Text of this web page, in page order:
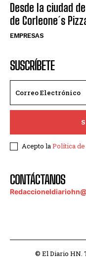
Desde la ciudad
de Corleone´s
EMPRESAS
SUSCRÍBETE
Acepto laPolítica
CONTÁCTANOS
© El Diario HN.